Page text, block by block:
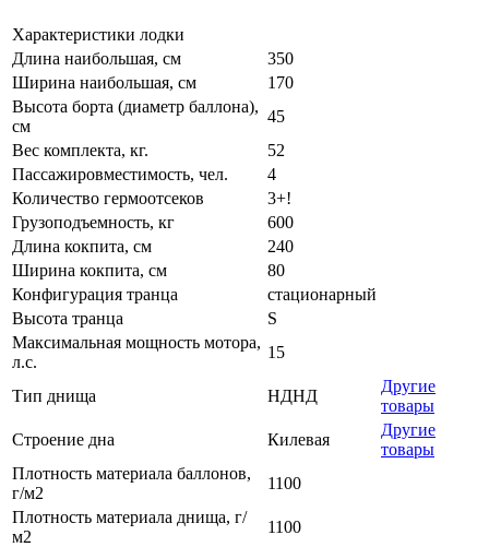
Характеристики лодки
Длина наибольшая, см
350
Ширина наибольшая, см
170
Высота борта (диаметр баллона),
см
45
Вес комплекта, кг.
52
Пассажировместимость, чел.
4
Количество гермоотсеков
3+!
Грузоподъемность, кг
600
Длина кокпита, см
240
Ширина кокпита, см
80
Конфигурация транца
стационарный
Высота транца
S
Максимальная мощность мотора,
л.с.
15
Тип днища НДНД
Другие
товары
Строение дна
Килевая
Другие
товары
Плотность материала баллонов,
г/м2
1100
Плотность материала днища, г/
м2
1100